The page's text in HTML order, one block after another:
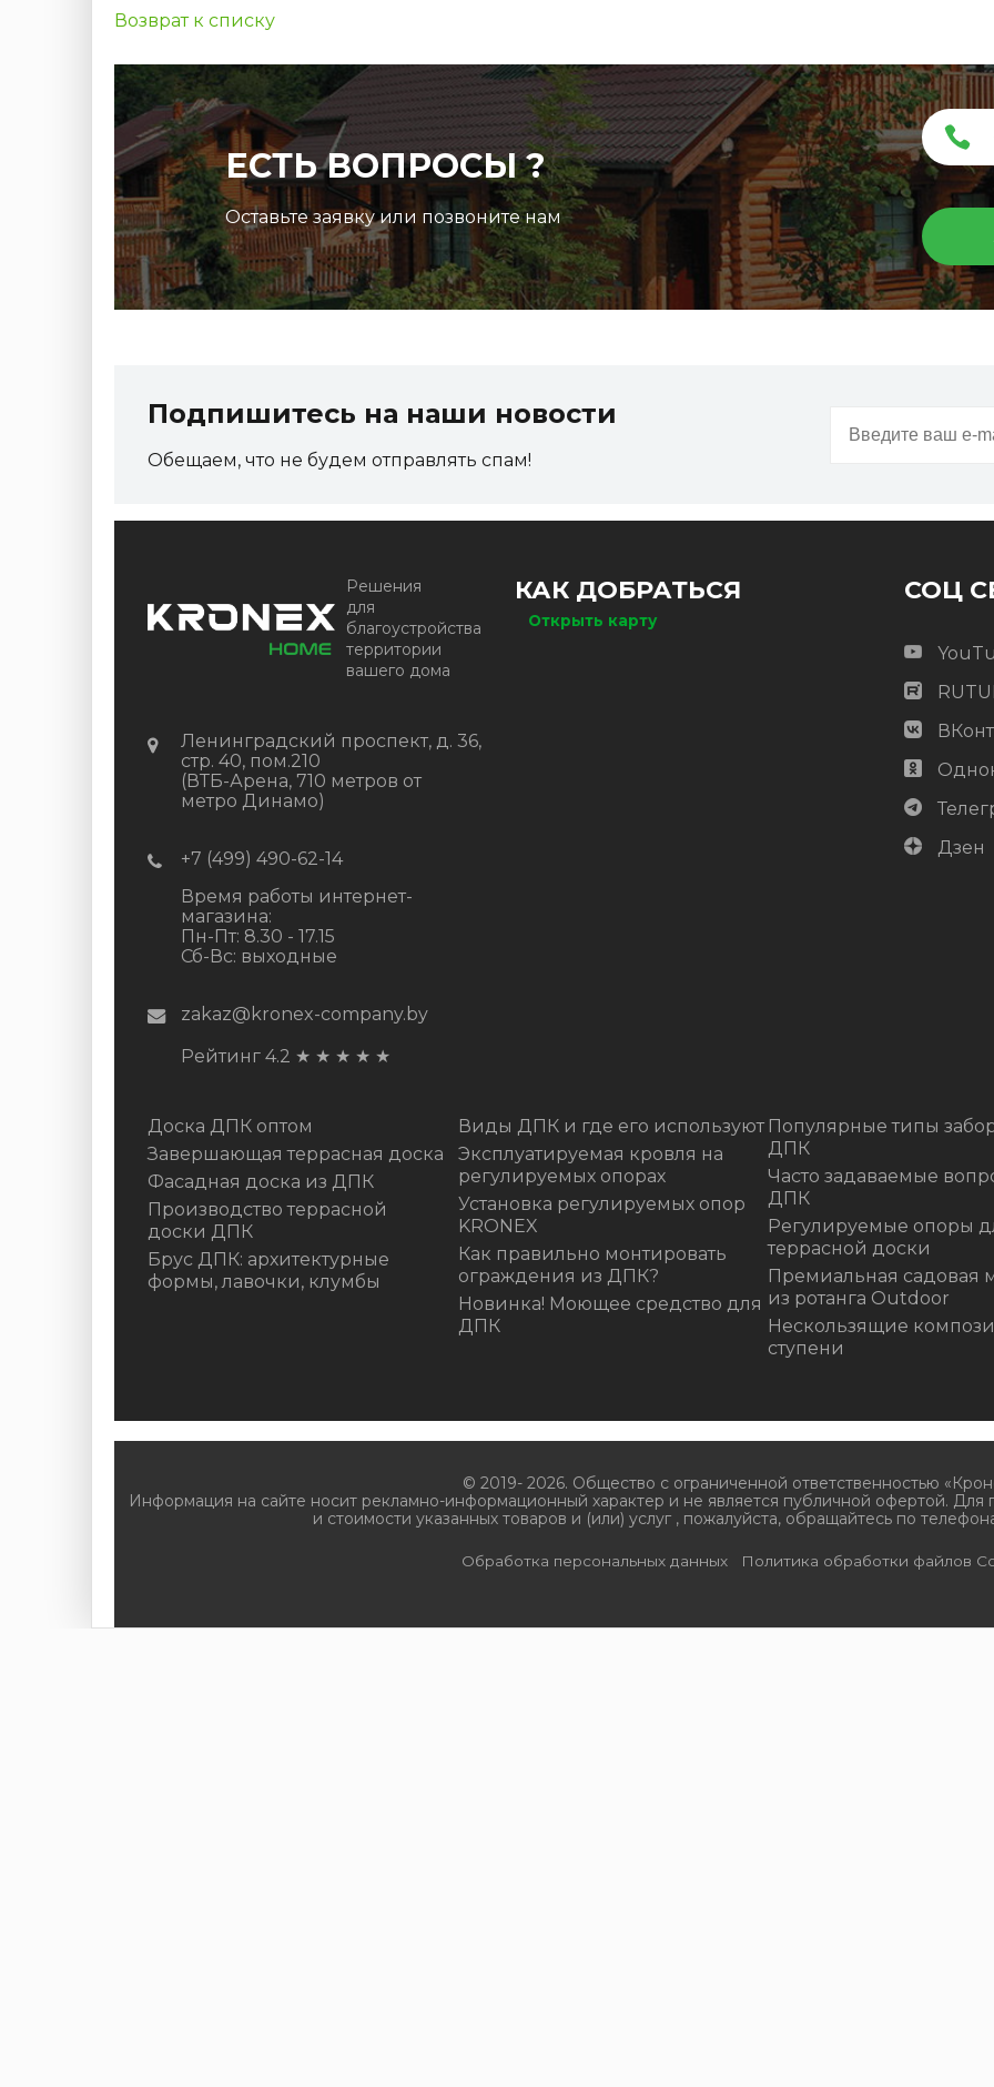
Возврат к списку
ЕСТЬ ВОПРОСЫ ?
Оставьте заявку или позвоните нам
Подпишитесь на наши новости
Обещаем, что не будем отправлять спам!
Решения
для
благоустройства
территории
вашего дома
Ленинградский проспект, д. 36,
стр. 40, пом.210
(ВТБ-Арена, 710 метров от
метро Динамо)
+7 (499) 490-62-14
Время работы интернет-
магазина:
Пн-Пт: 8.30 - 17.15
Сб-Вс: выходные
zakaz@kronex-company.by
Рейтинг 4.2 ★ ★ ★ ★ ★
КАК ДОБРАТЬСЯ
Открыть карту
СОЦ
Дзен
Доска ДПК оптом
Завершающая террасная доска
Фасадная доска из ДПК
Производство террасной
доски ДПК
Брус ДПК: архитектурные
формы, лавочки, клумбы
Виды ДПК и где его используют
Эксплуатируемая кровля на
регулируемых опорах
Установка регулируемых опор
KRONEX
Как правильно монтировать
ограждения из ДПК?
Новинка! Моющее средство для
ДПК
Популярные типы
ДПК
Часто задаваемые
ДПК
Регулируемые опоры
террасной доски
Премиальная садовая
из ротанга Outdoor
Нескользящие
ступени
© 2019- 2026. Общество с ограниченной ответственностью
Информация на сайте носит рекламно-информационный характер и не является публичной офертой.
и стоимости указанных товаров и (или) услуг , пожалуйста, обращайтесь по
Обработка персональных данных Политика обработки файлов